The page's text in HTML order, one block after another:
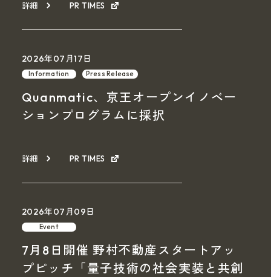
詳細 PR TIMES
2026年07月17日
Information Press Release
Quanmatic、京王オープンイノベー
ションプログラムに採択
詳細 PR TIMES
2026年07月09日
Event
7月8日開催 野村不動産スタートアッ
プピッチ「量子技術の社会実装と共創